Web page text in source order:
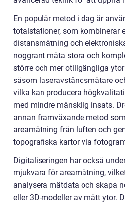
En populär metod i dag är
totalstationer, som kombinerar
distansmätning och
noggrant mäta stora och
större och mer otillgängliga
såsom laseravståndsmätare
vilka kan producera
med mindre mänsklig insats.
annan framväxande metod
areamätning från luften och
topografiska kartor via
Digitaliseringen har också
mjukvara för areamätning,
analysera mätdata och skapa
eller 3D-modeller av mätt ytor.